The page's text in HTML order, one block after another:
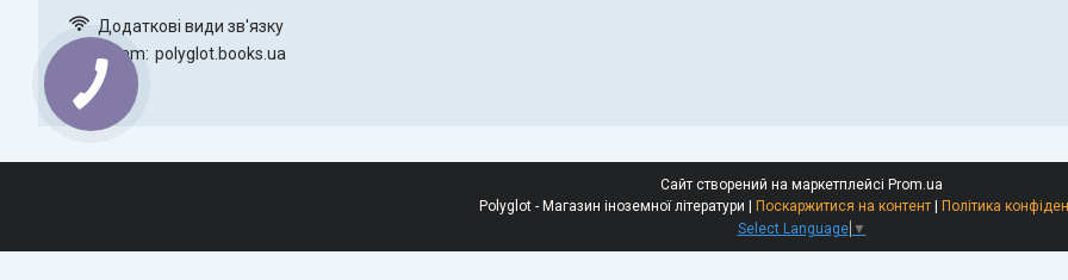
Instagram polyglot.books.ua
Сайт створений на маркетплейсі Prom.ua
Polyglot - Магазин іноземної літератури | Поскаржитися на контент | Політика
Select Language ▼